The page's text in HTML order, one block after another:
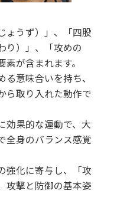
ょうず）」、「四股
り）」、「攻めの
が含まれます。
る意味合いを持ち、
ら取り入れた動作で
効果的な運動で、大
全身のバランス感覚
強化に寄与し、「攻
攻撃と防御の基本姿